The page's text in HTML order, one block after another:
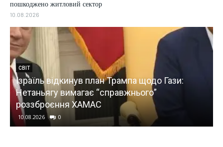
пошкоджено житловий сектор
10.08.2026
УКРАЇНА
Зеленський про відповіді Росії: війна буде
все більш відчутною у них вдома
10.08.2026